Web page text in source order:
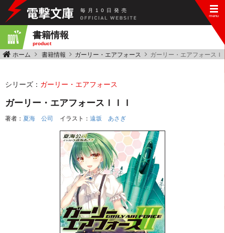
毎 月 10 日 発 売
書籍情報
product
ホーム 書籍情報 ガーリー・エアフォース ガーリー・エアフォースＩ
シリーズ： ガーリー・エアフォース
ガーリー・エアフォースＩＩＩ
著者： 夏海 公司 イラスト： 遠坂 あさぎ